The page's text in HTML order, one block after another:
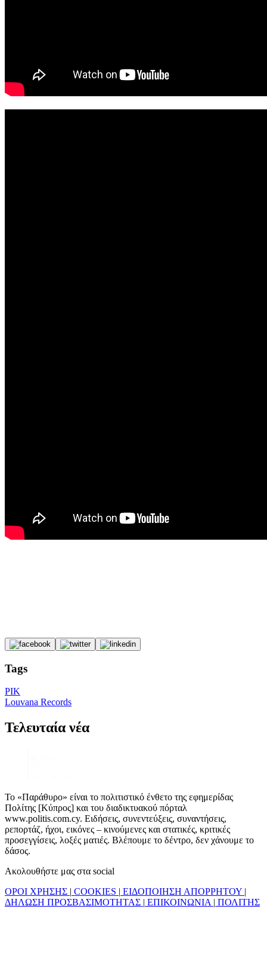
Tags
ΡΙΚ
Louvana Records
Τελευταία νέα
Το «Παράθυρο» είναι το πολιτιστικό ένθετο της εφημερίδας
Πολίτης [Κύπρος] και του διαδικτυακού πόρταλ
www.politis.com.cy. Ειδήσεις, συνεντεύξεις, συναντήσεις,
ρεπορτάζ, ήχοι, εικόνες – κινούμενες και στατικές, κριτικές
προσεγγίσεις, λοξές ματιές. Βλέπουμε το δέντρο, δεν χάνουμε το
δάσος.
Ακολουθήστε μας στα social
ΟΡΟΙ ΧΡΗΣΗΣ | COOKIES | ΕΙΔΟΠΟΙΗΣΗ ΑΠΟΡΡΗΤΟΥ |
ΔΗΛΩΣΗ ΠΡΟΣΒΑΣΙΜΟΤΗΤΑΣ | ΕΠΙΚΟΙΝΩΝΙΑ | ΠΟΛΙΤΗΣ